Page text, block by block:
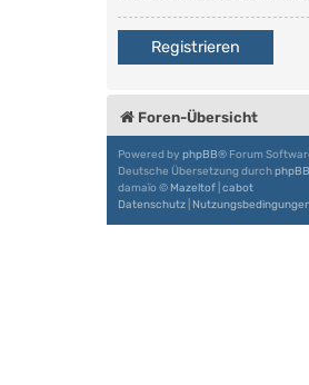
Registrieren
Foren-Übersicht
Powered by phpBB® Forum
Deutsche Übersetzung durch
damaïo © Mazeltof cabot
Datenschutz